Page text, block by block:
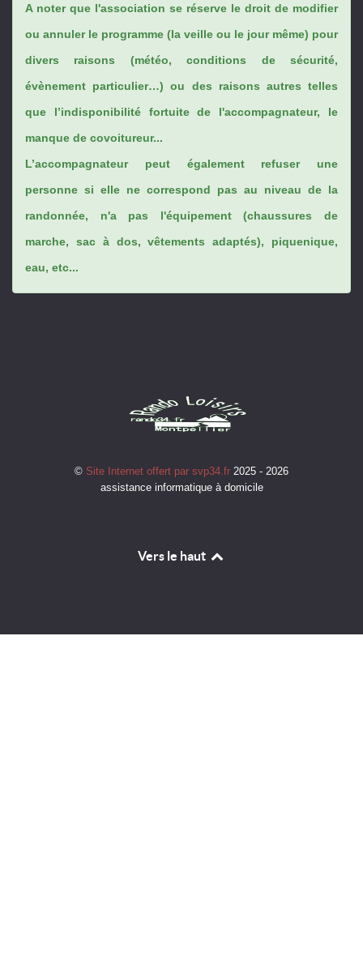
A noter que l'association se réserve le droit de modifier
ou annuler le programme (la veille ou le jour même) pour
divers raisons (météo, conditions de sécurité,
évènement particulier…) ou des raisons autres telles
que l’indisponibilité fortuite de l'accompagnateur, le
manque de covoitureur...
L’accompagnateur peut également refuser une
personne si elle ne correspond pas au niveau de la
randonnée, n'a pas l'équipement (chaussures de
marche, sac à dos, vêtements adaptés), piquenique,
eau, etc...
© Site Internet offert par svp34.fr 2025 - 2026
assistance informatique à domicile
Vers le haut